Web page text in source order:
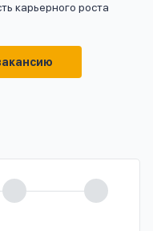
карьерного роста